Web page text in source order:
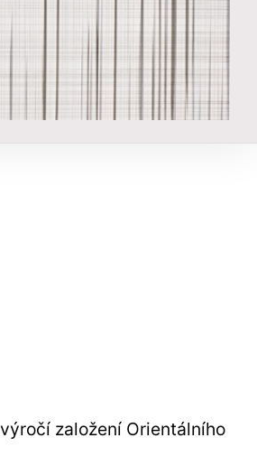
založení Orientálního